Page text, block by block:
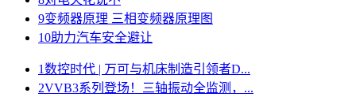
9变频器原理 三相变频器原理图
10助力汽车安全避让
1数控时代 | 万可与机床制造引领者D...
2VVB3系列登场！三轴振动全监测，...